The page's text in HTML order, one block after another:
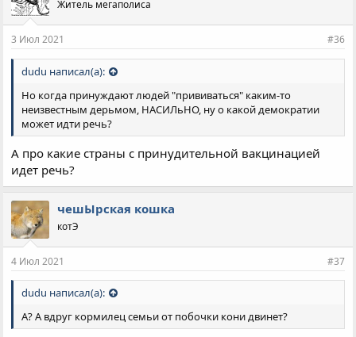
т
и
:
Житель мегаполиса
3 Июл 2021 #36
dudu написал(а):
Но когда принуждают людей "прививаться" каким-то
неизвестным дерьмом, НАСИЛьНО, ну о какой демократии
может идти речь?
А про какие страны с принудительной вакцинацией
идет речь?
чешЫрская кошка
котЭ
4 Июл 2021 #37
dudu написал(а):
А? А вдруг кормилец семьи от побочки кони двинет?